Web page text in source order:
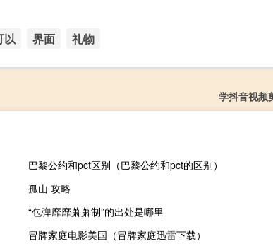
以 界面 礼物
学抖音视频
巴黎公约和pct区别（巴黎公约和pct的区别）
孤山 攻略
“包弹靡靡萧萧制”的出处是哪里
冒牌家庭电影美国（冒牌家庭迅雷下载）